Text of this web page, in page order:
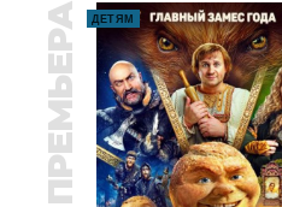
ПРЕМЬЕРА ДЕТЯМ